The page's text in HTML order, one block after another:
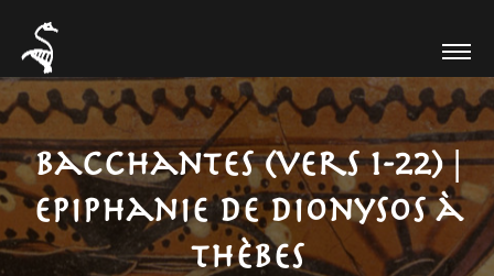
Bacchantes (vers 1-22) |
Epiphanie de Dionysos à
Thèbes